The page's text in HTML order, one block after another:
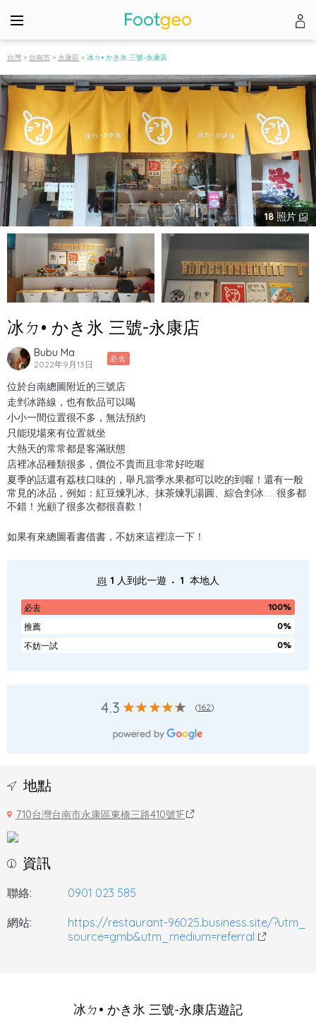
台灣 > 台南市 > 永康區 > 冰ㄉ• かき氷 三號-永康店
18照片
冰ㄉ• かき氷 三號-永康店
Bubu Ma
2022年9月13日
必去
位於台南總圖附近的三號店
走剉冰路線，也有飲品可以喝
小小一間位置很不多，無法預約
只能現場來有位置就坐
大熱天的常常都是客滿狀態
店裡冰品種類很多，價位不貴而且非常好吃喔
夏季的話還有荔枝口味的，舉凡當季水果都可以吃的到喔！還有一般
常見的冰品，例如：紅豆煉乳冰、抹茶煉乳湯圓、綜合剉冰......很多都
不錯！光顧了很多次都很喜歡！
如果有來總圖看書借書，不妨來這裡涼一下！
1 人到此一遊 . 1 本地人
必去
100%
推薦
0%
不妨一試
0%
4.3 (162)
地點
710台灣台南市永康區東橋三路410號1F
資訊
聯絡: 0901 023 585
網站:
https://restaurant-96025.business.site/?utm_
source=gmb&utm_medium=referral
冰ㄉ• かき氷 三號-永康店遊記